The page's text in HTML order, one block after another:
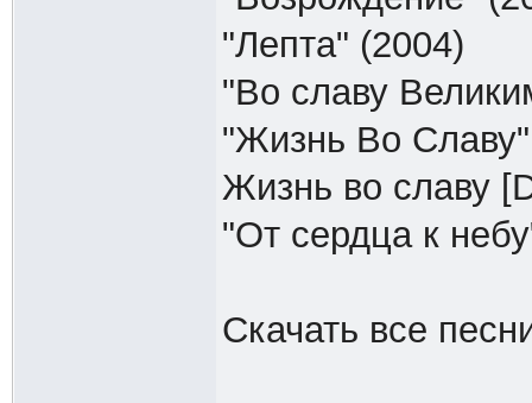
"Лепта" (2004)
"Во славу
"Жизнь Во
Жизнь во славу
"От сердца к
Скачать все